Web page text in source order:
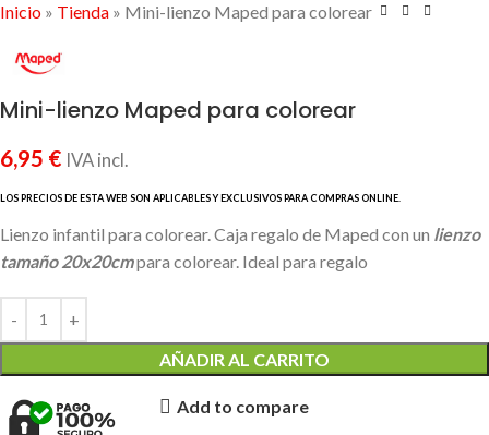
Inicio » Tienda » Mini-lienzo Maped para colorear
Mini-lienzo Maped para colorear
6,95 € IVA incl.
Lienzo infantil para colorear. Caja regalo de Maped con un lienzo
tamaño 20x20cmpara colorear. Ideal para regalo
AÑADIR AL CARRITO
Add to compare